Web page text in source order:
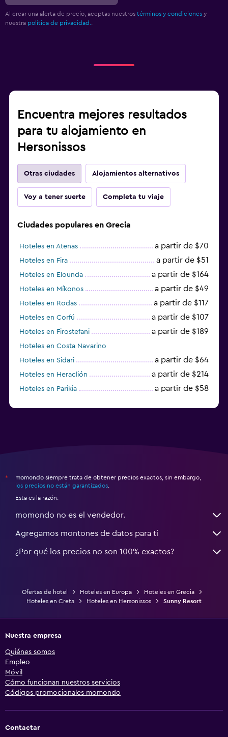
Al crear una alerta de precio, aceptas nuestros términos y condiciones y
nuestra política de privacidad.
Encuentra mejores resultados
para tu alojamiento en
Hersonissos
Otras ciudades Alojamientos alternativos
Voy a tener suerte Completa tu viaje
Ciudades populares en Grecia
Hoteles en Atenas a partir de $70
Hoteles en Fira a partir de $51
Hoteles en Elounda a partir de $164
Hoteles en Míkonos a partir de $49
Hoteles en Rodas a partir de $117
Hoteles en Corfú a partir de $107
Hoteles en Firostefani a partir de $189
Hoteles en Costa Navarino
Hoteles en Sidari
a partir de $64
Hoteles en Heraclión a partir de $214
Hoteles en Parikia a partir de $58
*
momondo siempre trata de obtener precios exactos, sin embargo,
los precios no están garantizados
Esta es la razón:
momondo no es el vendedor.
Agregamos montones de datos para ti
¿Por qué los precios no son 100% exactos?
Ofertas de hotel Hoteles en Europa
Hoteles en Grecia
Hoteles en Creta
Hoteles en Hersonissos Sunny Resort
Nuestra empresa
Quiénes somos
Empleo
Móvil
Cómo funcionan nuestros servicios
Códigos promocionales momondo
Contactar